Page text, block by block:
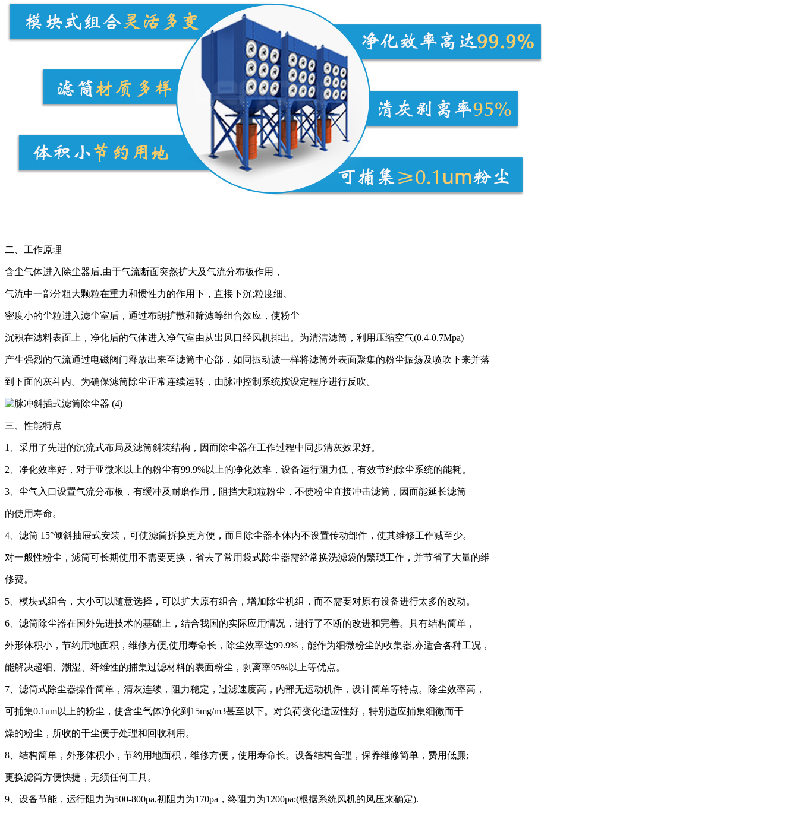
二、工作原理
含尘气体进入除尘器后,由于气流断面突然扩大及气流分布板作用，
气流中一部分粗大颗粒在重力和惯性力的作用下，直接下沉;粒度细、
密度小的尘粒进入滤尘室后，通过布朗扩散和筛滤等组合效应，使粉尘
沉积在滤料表面上，净化后的气体进入净气室由从出风口经风机排出。为清洁滤筒，利用压缩空气(0.4-0.7Mpa)
产生强烈的气流通过电磁阀门释放出来至滤筒中心部，如同振动波一样将滤筒外表面聚集的粉尘振荡及喷吹下来并落
到下面的灰斗内。为确保滤筒除尘正常连续运转，由脉冲控制系统按设定程序进行反吹。
三、性能特点
1、采用了先进的沉流式布局及滤筒斜装结构，因而除尘器在工作过程中同步清灰效果好。
2、净化效率好，对于亚微米以上的粉尘有99.9%以上的净化效率，设备运行阻力低，有效节约除尘系统的能耗。
3、尘气入口设置气流分布板，有缓冲及耐磨作用，阻挡大颗粒粉尘，不使粉尘直接冲击滤筒，因而能延长滤筒
的使用寿命。
4、滤筒 15°倾斜抽屉式安装，可使滤筒拆换更方便，而且除尘器本体内不设置传动部件，使其维修工作减至少。
对一般性粉尘，滤筒可长期使用不需要更换，省去了常用袋式除尘器需经常换洗滤袋的繁琐工作，并节省了大量的维
修费。
5、模块式组合，大小可以随意选择，可以扩大原有组合，增加除尘机组，而不需要对原有设备进行太多的改动。
6、滤筒除尘器在国外先进技术的基础上，结合我国的实际应用情况，进行了不断的改进和完善。具有结构简单，
外形体积小，节约用地面积，维修方便,使用寿命长，除尘效率达99.9%，能作为细微粉尘的收集器,亦适合各种工况，
能解决超细、潮湿、纤维性的捕集过滤材料的表面粉尘，剥离率95%以上等优点。
7、滤筒式除尘器操作简单，清灰连续，阻力稳定，过滤速度高，内部无运动机件，设计简单等特点。除尘效率高，
可捕集0.1um以上的粉尘，使含尘气体净化到15mg/m3甚至以下。对负荷变化适应性好，特别适应捕集细微而干
燥的粉尘，所收的干尘便于处理和回收利用。
8、结构简单，外形体积小，节约用地面积，维修方便，使用寿命长。设备结构合理，保养维修简单，费用低廉;
更换滤筒方便快捷，无须任何工具。
9、设备节能，运行阻力为500-800pa,初阻力为170pa，终阻力为1200pa;(根据系统风机的风压来确定).